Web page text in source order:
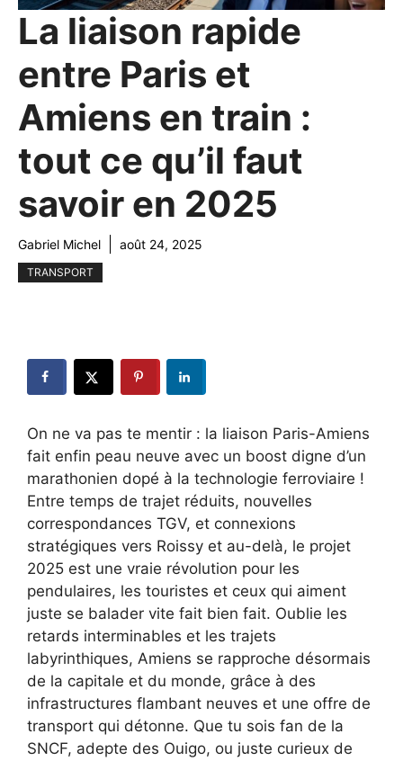
La liaison rapide
entre Paris et
Amiens en train :
tout ce qu’il faut
savoir en 2025
Gabriel Michel août 24, 2025
TRANSPORT
On ne va pas te mentir : la liaison Paris-Amiens
fait enfin peau neuve avec un boost digne d’un
marathonien dopé à la technologie ferroviaire !
Entre temps de trajet réduits, nouvelles
correspondances TGV, et connexions
stratégiques vers Roissy et au-delà, le projet
2025 est une vraie révolution pour les
pendulaires, les touristes et ceux qui aiment
juste se balader vite fait bien fait. Oublie les
retards interminables et les trajets
labyrinthiques, Amiens se rapproche désormais
de la capitale et du monde, grâce à des
infrastructures flambant neuves et une offre de
transport qui détonne. Que tu sois fan de la
SNCF, adepte des Ouigo, ou juste curieux de